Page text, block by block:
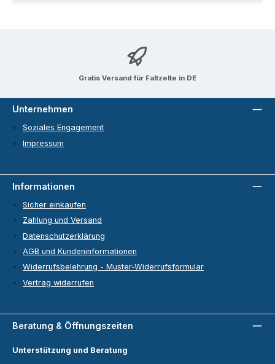
Gratis Versand für Faltzelte in DE
Beratung & Öffnungszeiten
Unterstützung und Beratung
Unternehmen
Soziales Engagement
Impressum
Informationen
Sicher einkaufen
Zahlung und Versand
Datenschutzerklärung
AGB und Kundeninformationen
Widerrufsbelehrung - Muster-Widerrufsformular
Vertrag widerrufen